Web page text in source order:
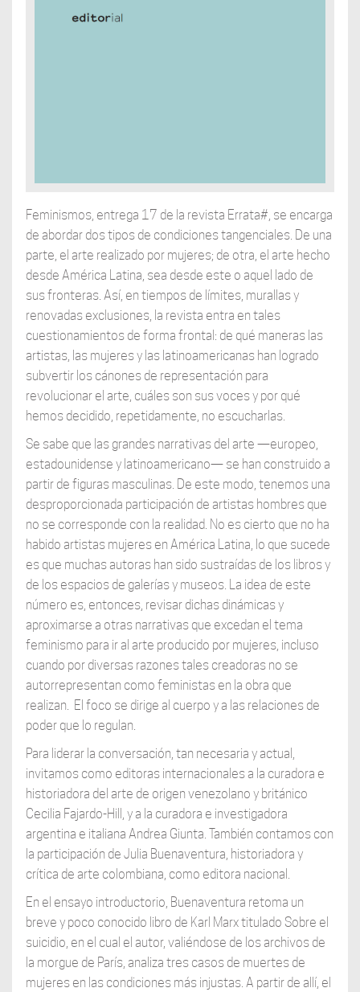
Feminismos, entrega 17 de la revista Errata#, se encarga
de abordar dos tipos de condiciones tangenciales. De una
parte, el arte realizado por mujeres; de otra, el arte hecho
desde América Latina, sea desde este o aquel lado de
sus fronteras. Así, en tiempos de límites, murallas y
renovadas exclusiones, la revista entra en tales
cuestionamientos de forma frontal: de qué maneras las
artistas, las mujeres y las latinoamericanas han logrado
subvertir los cánones de representación para
revolucionar el arte, cuáles son sus voces y por qué
hemos decidido, repetidamente, no escucharlas.
Se sabe que las grandes narrativas del arte —europeo,
estadounidense y latinoamericano— se han construido a
partir de figuras masculinas. De este modo, tenemos una
desproporcionada participación de artistas hombres que
no se corresponde con la realidad. No es cierto que no ha
habido artistas mujeres en América Latina, lo que sucede
es que muchas autoras han sido sustraídas de los libros y
de los espacios de galerías y museos. La idea de este
número es, entonces, revisar dichas dinámicas y
aproximarse a otras narrativas que excedan el tema
feminismo para ir al arte producido por mujeres, incluso
cuando por diversas razones tales creadoras no se
autorrepresentan como feministas en la obra que
realizan. El foco se dirige al cuerpo y a las relaciones de
poder que lo regulan.
Para liderar la conversación, tan necesaria y actual,
invitamos como editoras internacionales a la curadora e
historiadora del arte de origen venezolano y británico
Cecilia Fajardo-Hill, y a la curadora e investigadora
argentina e italiana Andrea Giunta. También contamos con
la participación de Julia Buenaventura, historiadora y
crítica de arte colombiana, como editora nacional.
En el ensayo introductorio, Buenaventura retoma un
breve y poco conocido libro de Karl Marx titulado Sobre el
suicidio, en el cual el autor, valiéndose de los archivos de
la morgue de París, analiza tres casos de muertes de
mujeres en las condiciones más injustas. A partir de allí, el